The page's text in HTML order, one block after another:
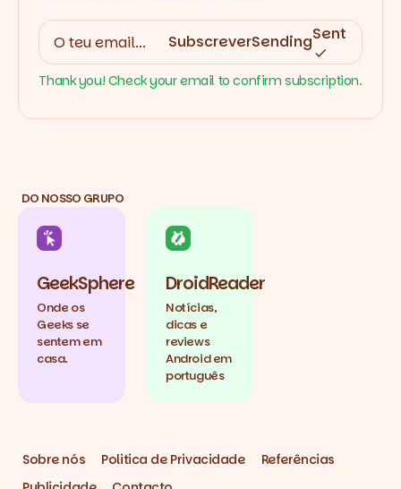
SubscreverSendingSent
Thank you! Check your email to confirm subscription.
DO NOSSO GRUPO
GeekSphere
Onde os
Geeks se
sentem em
casa.
DroidReader
Notícias,
dicas e
reviews
Android em
português
Sobre nós Politica de Privacidade
Referências